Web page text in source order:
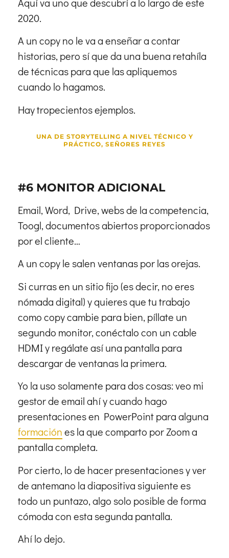
2020.
A un copy no le va a enseñar a contar
historias, pero sí que da una buena retahíla
de técnicas para que las apliquemos
cuando lo hagamos.
Hay tropecientos ejemplos.
UNA DE STORYTELLING A NIVEL TÉCNICO Y
PRÁCTICO, SEÑORES REYES
#6 MONITOR ADICIONAL
Email, Word, Drive, webs de la competencia,
Toogl, documentos abiertos proporcionados
por el cliente…
A un copy le salen ventanas por las orejas.
Si curras en un sitio fijo (es decir, no eres
nómada digital) y quieres que tu trabajo
como copy cambie para bien, píllate un
segundo monitor, conéctalo con un cable
HDMI y regálate así una pantalla para
descargar de ventanas la primera.
Yo la uso solamente para dos cosas: veo mi
gestor de email ahí y cuando hago
presentaciones en PowerPoint para alguna
formaciónes la que comparto por Zoom a
pantalla completa.
Por cierto, lo de hacer presentaciones y ver
de antemano la diapositiva siguiente es
todo un puntazo, algo solo posible de forma
cómoda con esta segunda pantalla.
Ahí lo dejo.